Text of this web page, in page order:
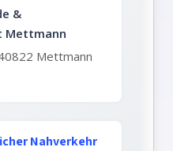
&
Mettmann
Mettmann
Nahverkehr